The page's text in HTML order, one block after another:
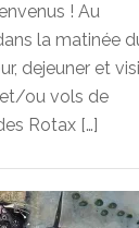
! Au
la matinée
dejeuner et
et/ou vols de
Rotax […]